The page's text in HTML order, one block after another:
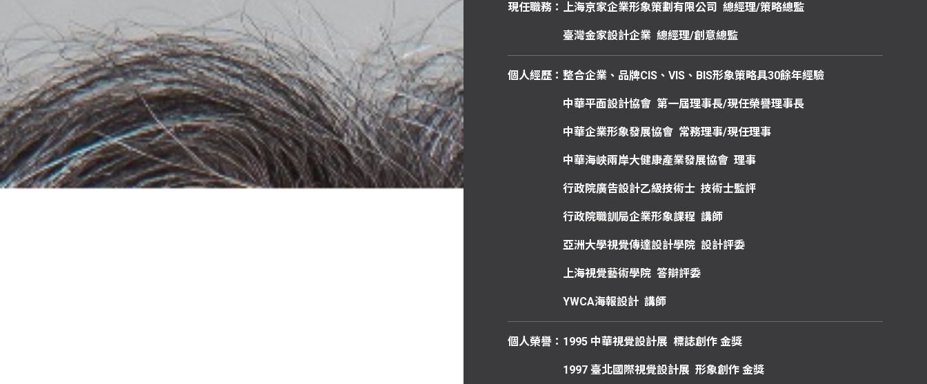
現任職務：上海京家企業形象策劃有限公司 總經理/策略總監
臺灣金家設計企業 總經理/創意總監
個人經歷：整合企業、品牌CIS 、 VIS 、 BIS形象策略具30餘年經驗
中華平面設計協會 第一屆理事長/現任榮譽理事長
中華企業形象發展協會 常務理事/現任理事
中華海峽兩岸大健康產業發展協會 理事
行政院廣告設計乙級技術士 技術士監評
行政院職訓局企業形象課程 講師
亞洲大學視覺傳達設計學院 設計評委
上海視覺藝術學院 答辯評委
YWCA海報設計 講師
個人榮譽： 1995 中華視覺設計展 標誌創作 金獎
1997 臺北國際視覺設計展 形象創作 金獎